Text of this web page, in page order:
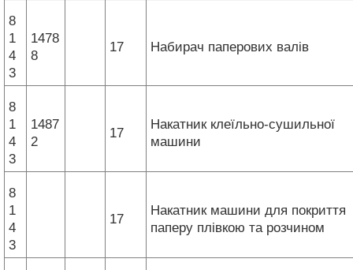
8
1
4
3
1478
8
17 Набирач паперових валів
8
1
4
3
1487
2
17
Накатник клеїльно-сушильної
машини
8
1
4
3
17
Накатник машини для покриття
паперу плівкою та розчином